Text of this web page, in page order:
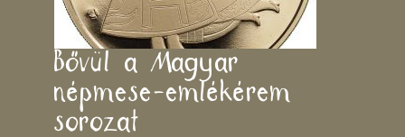
Bővül a Magyar
népmese-emlékérem
sorozat